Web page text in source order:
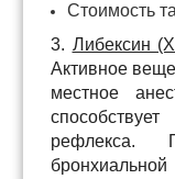
Стоимость
3. Либексин
Активное
местное
рефлекса.